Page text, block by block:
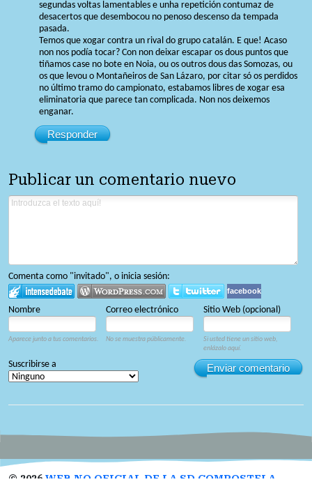
segundas voltas lamentables e unha repetición contumaz de
desacertos que desembocou no penoso descenso da tempada
pasada.
Temos que xogar contra un rival do grupo catalán. E que! Acaso
non nos podía tocar? Con non deixar escapar os dous puntos que
tiñamos case no bote en Noia, ou os outros dous das Somozas, ou
os que levou o Montañeiros de San Lázaro, por citar só os perdidos
no último tramo do campionato, estabamos libres de xogar esa
eliminatoria que parece tan complicada. Non nos deixemos
enganar.
Responder
Publicar un comentario nuevo
Comenta como "invitado", o inicia sesión:
facebook
Nombre Correo electrónico Sitio Web (opcional)
Aparece junto a tus comentarios. No se muestra públicamente.
Si usted tiene un sitio web,
enlázalo aquí.
Enviar comentario
Suscribirse a
© 2026 WEB NO OFICIAL DE LA SD COMPOSTELA